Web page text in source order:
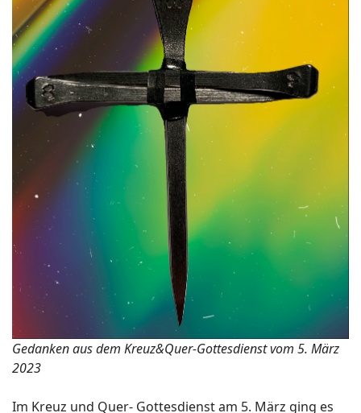
Gedanken aus dem Kreuz&Quer-Gottesdienst vom 5. März
2023
Im Kreuz und Quer- Gottesdienst am 5. März ging es